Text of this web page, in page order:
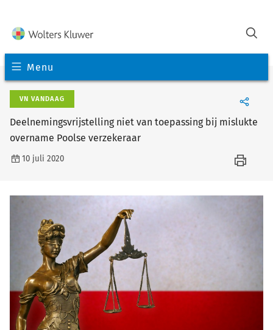
Menu
VN VANDAAG
Deelnemingsvrijstelling niet van toepassing bij mislukte
overname Poolse verzekeraar
10 juli 2020